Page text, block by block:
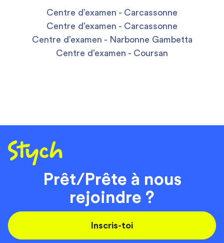
Centre d’examen - Carcassonne
Centre d’examen - Carcassonne
Centre d’examen - Narbonne Gambetta
Centre d’examen - Coursan
Prêt/Prête à nous
rejoindre ?
Inscris-toi